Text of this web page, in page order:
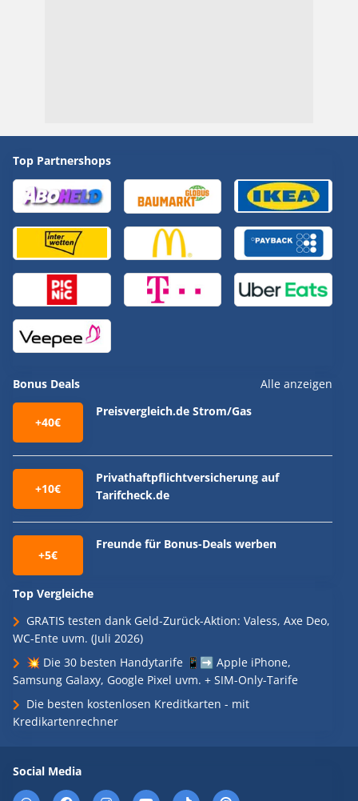
Top Partnershops
Bonus Deals Alle anzeigen
+40€
Preisvergleich.de Strom/Gas
+10€
Privathaftpflichtversicherung auf
Tarifcheck.de
+5€
Freunde für Bonus-Deals werben
Top Vergleiche
GRATIS testen dank Geld-Zurück-Aktion: Valess, Axe Deo,
WC-Ente uvm. (Juli 2026)
💥 Die 30 besten Handytarife 📱➡️ Apple iPhone,
Samsung Galaxy, Google Pixel uvm. + SIM-Only-Tarife
Die besten kostenlosen Kreditkarten - mit
Kredikartenrechner
Social Media